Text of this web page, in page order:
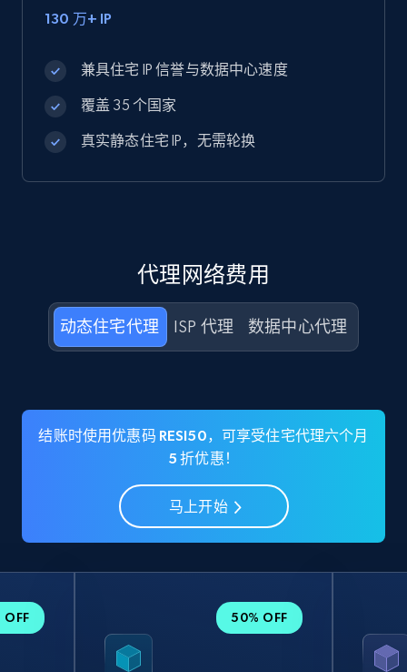
130 万+ IP
兼具住宅 IP 信誉与数据中心速度
覆盖 35 个国家
真实静态住宅 IP，无需轮换
代理网络费用
动态住宅代理 ISP 代理 数据中心代理
结账时使用优惠码 RESI50，可享受住宅代理六个月
5 折优惠！
马上开始
OFF 50% OFF